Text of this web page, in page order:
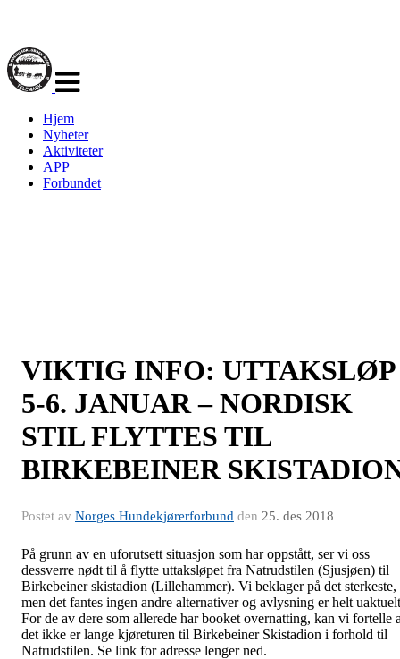
navigasjon
Hjem
Nyheter
Aktiviteter
APP
Forbundet
VIKTIG INFO: UTTAKSLØP
5-6. JANUAR – NORDISK
STIL FLYTTES TIL
BIRKEBEINER
Postet av Norges Hundekjørerforbund den 25. des 2018
På grunn av en uforutsett situasjon som har oppstått, ser vi oss
dessverre nødt til å flytte uttaksløpet fra Natrudstilen (Sjusjøen) til
Birkebeiner skistadion (Lillehammer). Vi beklager på det sterkeste,
men det fantes ingen andre alternativer og avlysning er helt
For de av dere som allerede har booket overnatting, kan vi fortelle
det ikke er lange kjøreturen til Birkebeiner Skistadion i forhold til
Natrudstilen. Se link for adresse lenger ned.